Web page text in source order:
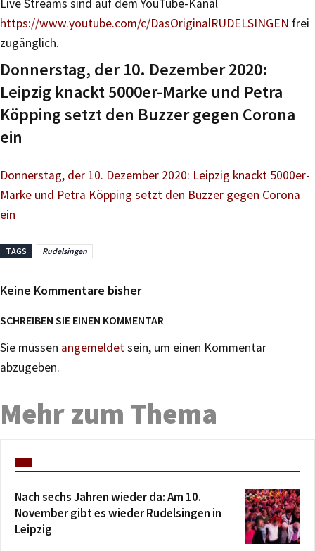
Live Streams sind auf dem YouTube-Kanal
https://www.youtube.com/c/DasOriginalRUDELSINGEN frei
zugänglich.
Donnerstag, der 10. Dezember 2020:
Leipzig knackt 5000er-Marke und Petra
Köpping setzt den Buzzer gegen Corona
ein
Donnerstag, der 10. Dezember 2020: Leipzig knackt 5000er-
Marke und Petra Köpping setzt den Buzzer gegen Corona
ein
TAGS Rudelsingen
Keine Kommentare bisher
SCHREIBEN SIE EINEN KOMMENTAR
Sie müssen angemeldetsein, um einen Kommentar
abzugeben.
Mehr zum Thema
Nach sechs Jahren wieder da: Am 10.
November gibt es wieder Rudelsingen in
Leipzig